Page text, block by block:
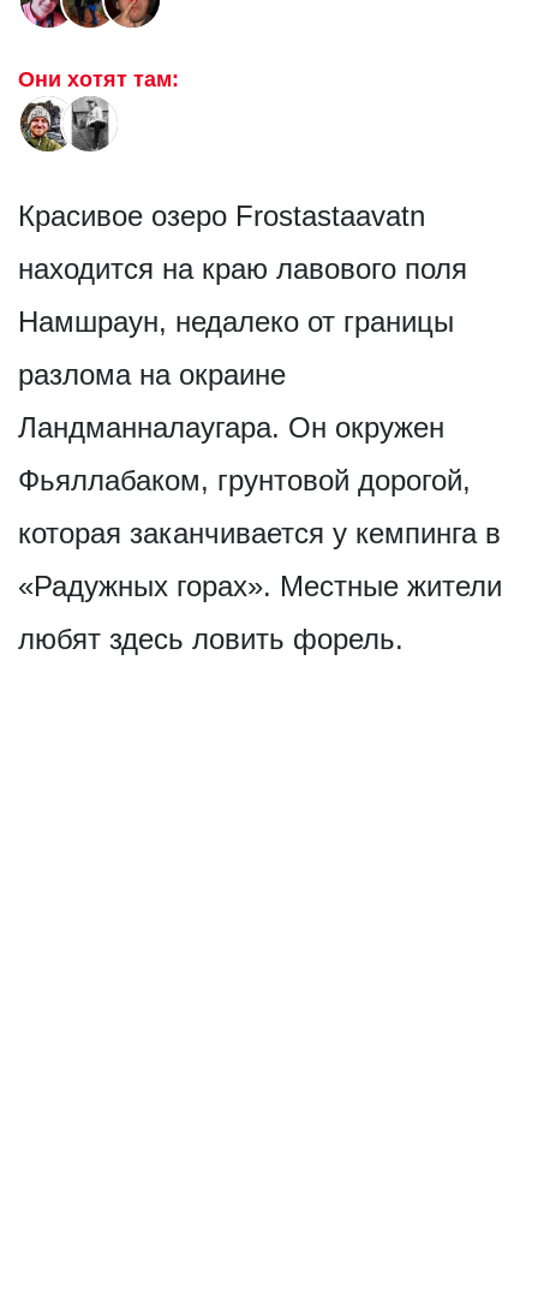
Они хотят там:
Красивое озеро Frostastaavatn
находится на краю лавового поля
Намшраун, недалеко от границы
разлома на окраине
Ландманналаугара. Он окружен
Фьяллабаком, грунтовой дорогой,
которая заканчивается у кемпинга в
«Радужных горах». Местные жители
любят здесь ловить форель.